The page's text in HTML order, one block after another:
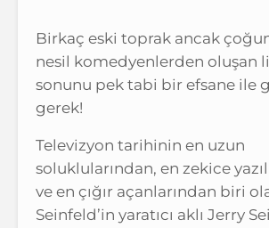
Birkaç eski toprak ancak
nesil komedyenlerden oluşan
sonunu pek tabi bir efsane ile
gerek!
Televizyon tarihinin en uzun
soluklularından, en zekice
ve en çığır açanlarından biri
Seinfeld’in yaratıcı aklı Jerry